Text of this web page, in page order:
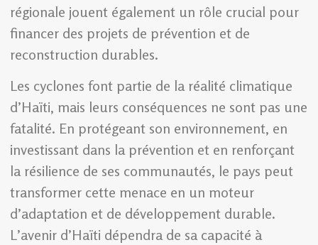
régionale jouent également un rôle crucial pour
financer des projets de prévention et de
reconstruction durables.
Les cyclones font partie de la réalité climatique
d’Haïti, mais leurs conséquences ne sont pas une
fatalité. En protégeant son environnement, en
investissant dans la prévention et en renforçant
la résilience de ses communautés, le pays peut
transformer cette menace en un moteur
d’adaptation et de développement durable.
L’avenir d’Haïti dépendra de sa capacité à